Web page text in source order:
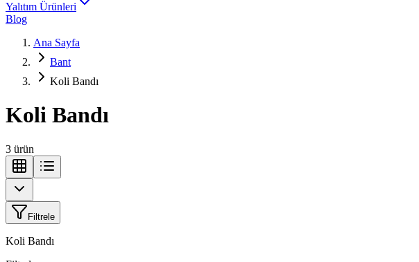
Yalıtım Ürünleri
Blog
Ana Sayfa
Bant
Koli Bandı
Koli Bandı
3 ürün
Filtrele
Koli Bandı